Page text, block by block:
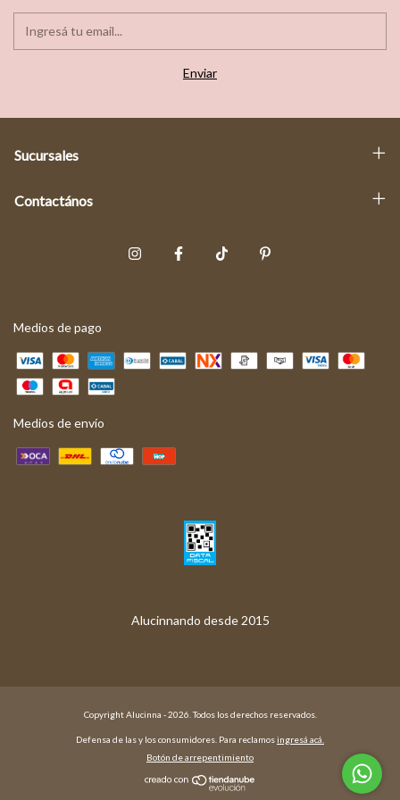
Sucursales
Contactános
Medios de pago
Medios de envío
Copyright Alucinna - 2026. Todos los derechos reservados.
Defensa de las y los consumidores. Para reclamosingresá acá.
Botón de arrepentimiento